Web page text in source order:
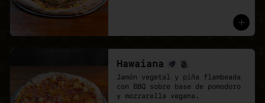
Hawaiana
Jamón vegetal y piña flambeada
con BBQ sobre base de pomodoro
y mozzarella vegana.